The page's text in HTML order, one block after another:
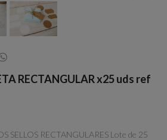
RECTANGULAR x25 uds ref
SELLOS RECTANGULARES Lote de 25